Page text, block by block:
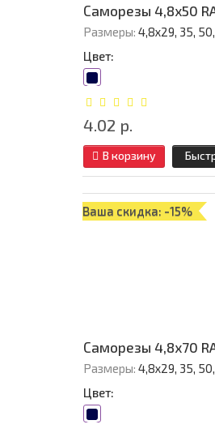
Саморезы 4,8х50
Размеры: 4,8х29, 35,
Цвет:
4.02 р.
В корзину
Ваша скидка: -15%
Саморезы 4,8х70
Размеры: 4,8х29, 35,
Цвет: